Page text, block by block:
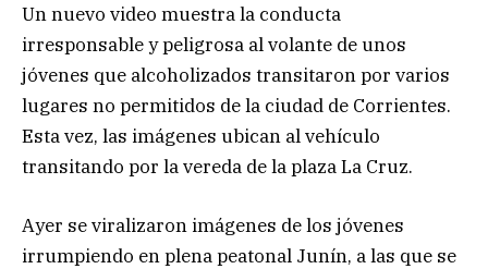
Un nuevo video muestra la conducta
irresponsable y peligrosa al volante de unos
jóvenes que alcoholizados transitaron por varios
lugares no permitidos de la ciudad de Corrientes.
Esta vez, las imágenes ubican al vehículo
transitando por la vereda de la plaza La Cruz.
Ayer se viralizaron imágenes de los jóvenes
irrumpiendo en plena peatonal Junín, a las que se